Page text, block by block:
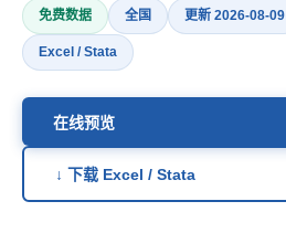
免费数据 全国 更新 2026-08-09
Excel / Stata
在线预览
↓ 下载 Excel / Stata